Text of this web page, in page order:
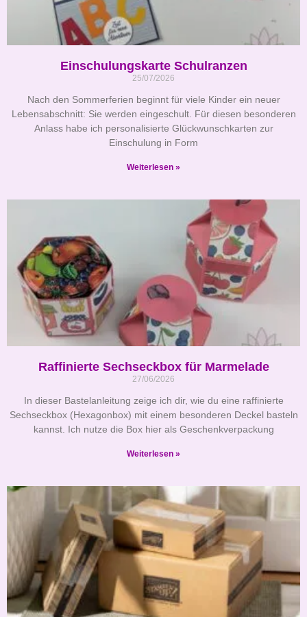
Einschulungskarte Schulranzen
25/07/2026
Nach den Sommerferien beginnt für viele Kinder ein neuer
Lebensabschnitt: Sie werden eingeschult. Für diesen besonderen
Anlass habe ich personalisierte Glückwunschkarten zur
Einschulung in Form
Weiterlesen »
Raffinierte Sechseckbox für Marmelade
27/06/2026
In dieser Bastelanleitung zeige ich dir, wie du eine raffinierte
Sechseckbox (Hexagonbox) mit einem besonderen Deckel basteln
kannst. Ich nutze die Box hier als Geschenkverpackung
Weiterlesen »